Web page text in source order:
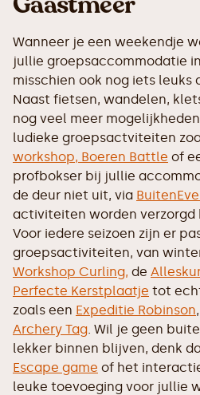
Wanneer je een weekendje
jullie groepsaccommodatie
misschien ook nog iets leuks
Naast fietsen, wandelen,
nog veel meer
ludieke groepsactviteiten
workshop, Boeren Battle of
profbokser bij jullie
de deur niet uit, via
activiteiten worden
Voor iedere seizoen zijn er
groepsactiviteiten, van
Workshop Curling, de
Perfecte Kerstplaatje tot
zoals een Expeditie Robinson,
Archery Tag. Wil je geen
lekker binnen blijven, denk
Escape game of het
leuke toevoeging voor jullie